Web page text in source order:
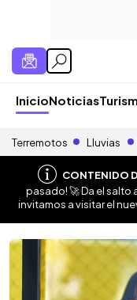
InicioNoticias
Terremotos Lluvias
CONTENIDO
pasado! 🚀 Da el salto
invitamos a visitar el